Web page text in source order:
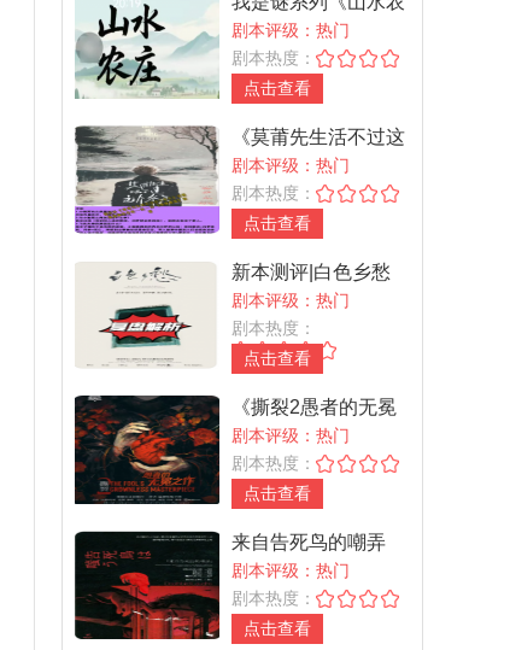
庄》
剧本评级：热门
剧本热度：
点击查看
《莫莆先生活不过这
个冬天》
剧本评级：热门
剧本热度：
点击查看
新本测评|白色乡愁
剧本评级：热门
剧本热度：
点击查看
《撕裂2愚者的无冕
之作》
剧本评级：热门
剧本热度：
点击查看
来自告死鸟的嘲弄
剧本评级：热门
剧本热度：
点击查看